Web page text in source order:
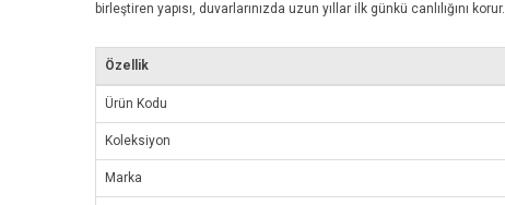
birleştiren yapısı, duvarlarınızda uzun yıllar ilk günkü canlılığını korur.
Özellik
Ürün Kodu
Koleksiyon
Marka